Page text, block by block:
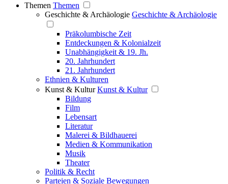
Themen Themen
Geschichte & Archäologie Geschichte & Archäologie
Präkolumbische Zeit
Entdeckungen & Kolonialzeit
Unabhängigkeit & 19. Jh.
20. Jahrhundert
21. Jahrhundert
Ethnien & Kulturen
Kunst & Kultur Kunst & Kultur
Bildung
Film
Lebensart
Literatur
Malerei & Bildhauerei
Medien & Kommunikation
Musik
Theater
Politik & Recht
Parteien & Soziale Bewegungen